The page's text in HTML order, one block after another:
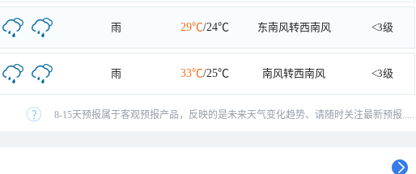
雨 29℃/24℃ 东南风转西南风 <3级
雨 33℃/25℃ 南风转西南风 <3级
8-15天预报属于客观预报产品，反映的是未来天气变化趋势、请随时关注最新预报.....